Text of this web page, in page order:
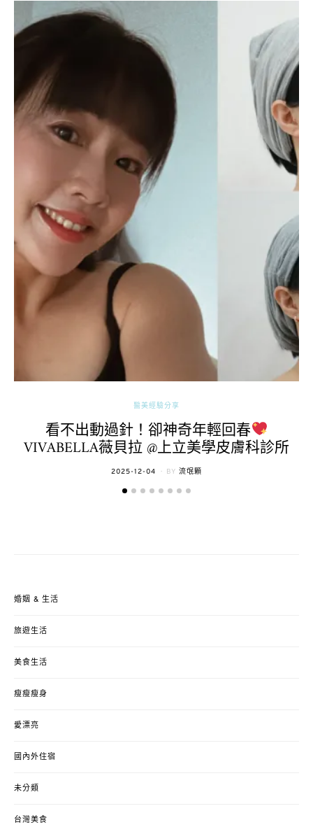
醫美經驗分享
看不出動過針！卻神奇年輕回春
VIVABELLA薇貝拉 @上立美學皮膚科診所
POSTED
2025-12-04 BY 流氓顆
婚姻 & 生活
旅遊生活
美食生活
瘦瘦瘦身
愛漂亮
國內外住宿
未分類
台灣美食